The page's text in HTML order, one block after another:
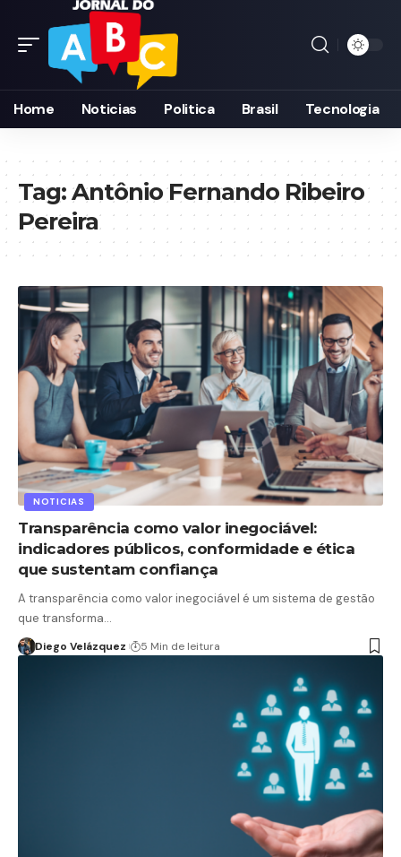
Home Noticias Politica Brasil Tecnologia
Tag:Antônio Fernando Ribeiro
Pereira
NOTICIAS
Transparência como valor inegociável:
indicadores públicos, conformidade e ética
que sustentam confiança
A transparência como valor inegociável é um sistema de gestão
que transforma…
Diego Velázquez 5 Min de leitura